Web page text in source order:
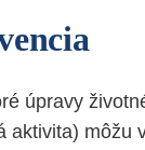
úpravy
aktivita) môžu